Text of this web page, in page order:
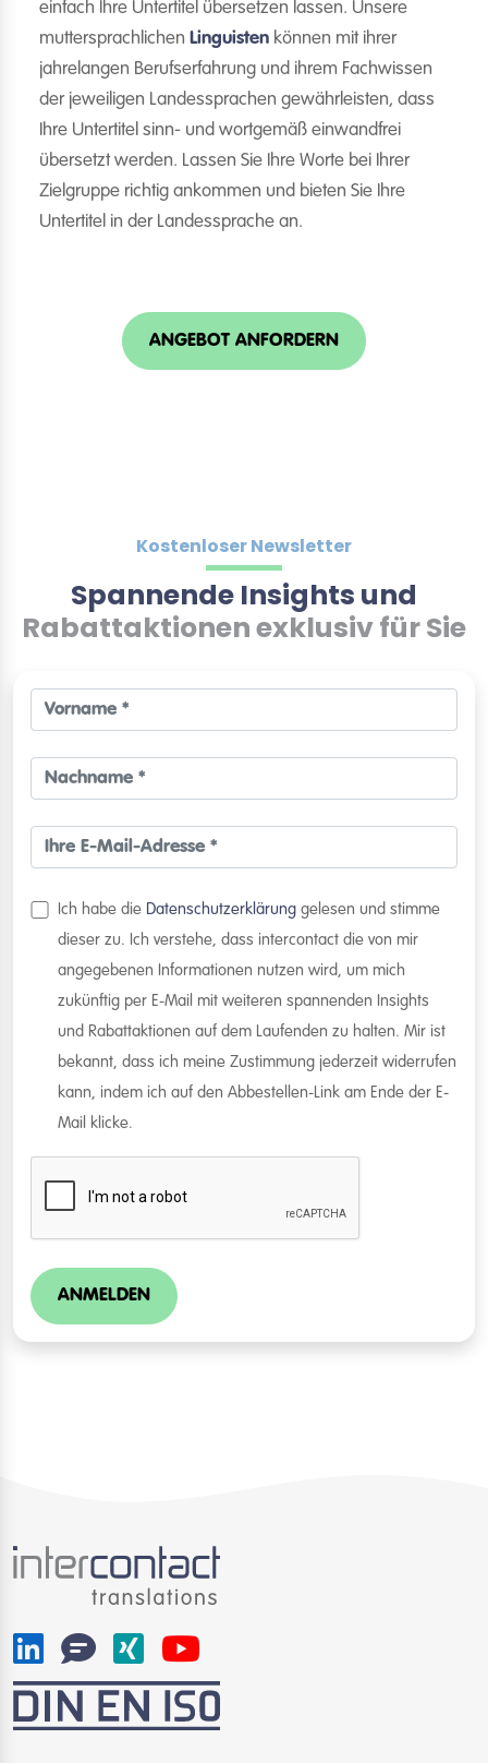
einfach Ihre Untertitel übersetzen lassen. Unsere
muttersprachlichen Linguisten können mit ihrer
jahrelangen Berufserfahrung und ihrem Fachwissen
der jeweiligen Landessprachen gewährleisten, dass
Ihre Untertitel sinn- und wortgemäß einwandfrei
übersetzt werden. Lassen Sie Ihre Worte bei Ihrer
Zielgruppe richtig ankommen und bieten Sie Ihre
Untertitel in der Landessprache an.
ANGEBOT ANFORDERN
Kostenloser Newsletter
Spannende Insights und
Rabattaktionen exklusiv für Sie
Ich habe die Datenschutzerklärung gelesen und stimme
dieser zu. Ich verstehe, dass intercontact die von mir
angegebenen Informationen nutzen wird, um mich
zukünftig per E-Mail mit weiteren spannenden Insights
und Rabattaktionen auf dem Laufenden zu halten. Mir ist
bekannt, dass ich meine Zustimmung jederzeit widerrufen
kann, indem ich auf den Abbestellen-Link am Ende der E-
Mail klicke.
ANMELDEN